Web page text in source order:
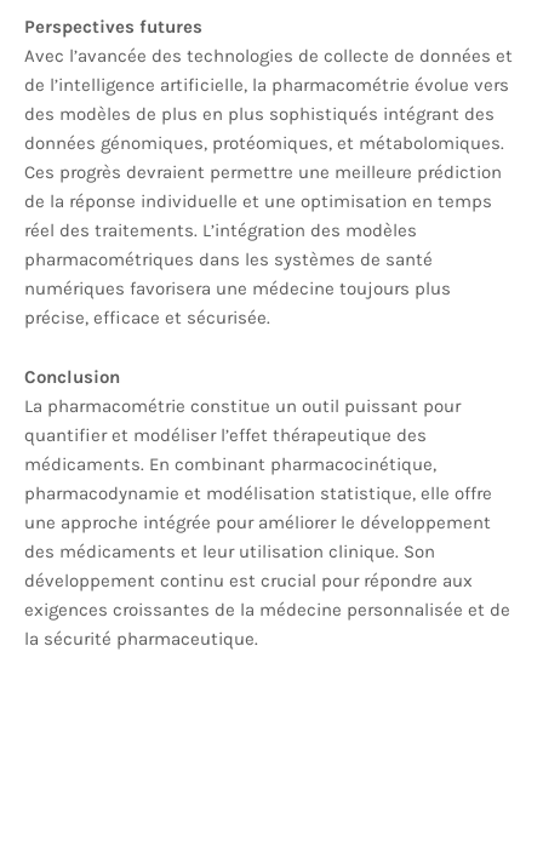
Perspectives futures
Avec l’avancée des technologies de collecte de données et
de l’intelligence artificielle, la pharmacométrie évolue vers
des modèles de plus en plus sophistiqués intégrant des
données génomiques, protéomiques, et métabolomiques.
Ces progrès devraient permettre une meilleure prédiction
de la réponse individuelle et une optimisation en temps
réel des traitements. L’intégration des modèles
pharmacométriques dans les systèmes de santé
numériques favorisera une médecine toujours plus
précise, efficace et sécurisée.
Conclusion
La pharmacométrie constitue un outil puissant pour
quantifier et modéliser l’effet thérapeutique des
médicaments. En combinant pharmacocinétique,
pharmacodynamie et modélisation statistique, elle offre
une approche intégrée pour améliorer le développement
des médicaments et leur utilisation clinique. Son
développement continu est crucial pour répondre aux
exigences croissantes de la médecine personnalisée et de
la sécurité pharmaceutique.